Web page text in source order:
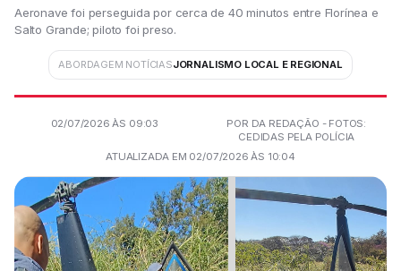
Aeronave foi perseguida por cerca de 40 minutos entre Florínea e
Salto Grande; piloto foi preso.
ABORDAGEM NOTÍCIASJORNALISMO LOCAL E REGIONAL
02/07/2026 ÀS 09:03
POR DA REDAÇÃO - FOTOS:
CEDIDAS PELA POLÍCIA
ATUALIZADA EM 02/07/2026 ÀS 10:04